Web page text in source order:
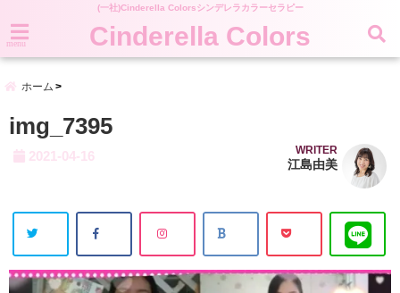
(一社)Cinderella Colorsシンデレラカラーセラピー
menu Cinderella Colors
ホーム
img_7395
2021-04-16 WRITER
江島由美